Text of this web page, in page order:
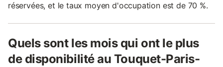
réservées, et le taux moyen d'occupation est de 70 %.
Quels sont les mois qui ont le plus
de disponibilité au Touquet-Paris-